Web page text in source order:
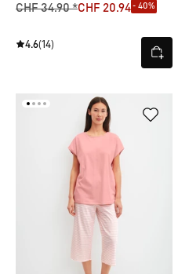
CHF 34.90 *CHF 20.94- 40%
4.6(14)